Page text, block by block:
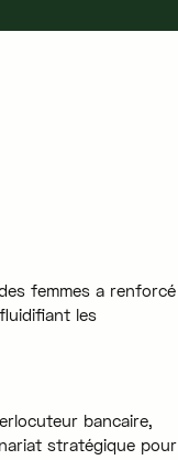
femmes a renforcé
les
bancaire,
stratégique pour